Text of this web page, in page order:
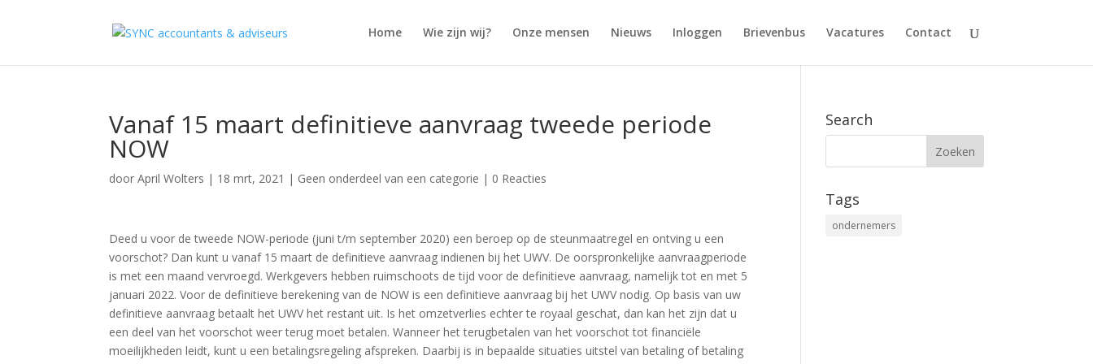
Home Wie zijn wij? Onze mensen Nieuws Inloggen Brievenbus Vacatures Contact
Vanaf 15 maart definitieve aanvraag tweede periode
NOW
doorApril Wolters | 18 mrt, 2021 | Geen onderdeel van een categorie | 0 Reacties
Deed u voor de tweede NOW-periode (juni t/m september 2020) een beroep op de steunmaatregel en ontving u een
voorschot? Dan kunt u vanaf 15 maart de definitieve aanvraag indienen bij het UWV. De oorspronkelijke aanvraagperiode
is met een maand vervroegd. Werkgevers hebben ruimschoots de tijd voor de definitieve aanvraag, namelijk tot en met 5
januari 2022. Voor de definitieve berekening van de NOW is een definitieve aanvraag bij het UWV nodig. Op basis van uw
definitieve aanvraag betaalt het UWV het restant uit. Is het omzetverlies echter te royaal geschat, dan kan het zijn dat u
een deel van het voorschot weer terug moet betalen. Wanneer het terugbetalen van het voorschot tot financiële
moeilijkheden leidt, kunt u een betalingsregeling afspreken. Daarbij is in bepaalde situaties uitstel van betaling of betaling
Search
Tags
ondernemers